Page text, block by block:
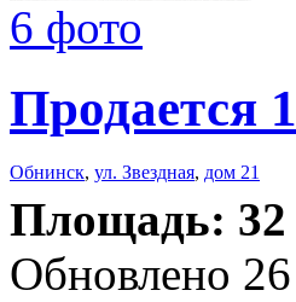
6 фото
Продается
Обнинск, ул. Звездная, дом 21
Площадь: 32
Обновлено